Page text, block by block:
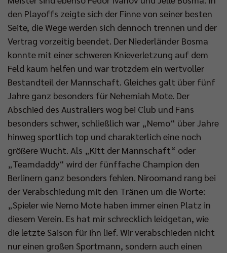
den Playoffs zeigte sich der Finne von seiner besten
Seite, die Wege werden sich dennoch trennen und der
Vertrag vorzeitig beendet. Der Niederländer Bosma
konnte mit einer schweren Knieverletzung auf dem
Feld kaum helfen und war trotzdem ein wertvoller
Bestandteil der Mannschaft. Gleiches galt über fünf
Jahre ganz besonders für Nehemiah Mote. Der
Abschied des Australiers wog bei Club und Fans
besonders schwer, schließlich war „Nemo“ über Jahre
hinweg sportlich top und charakterlich eine noch
größere Wucht. Als „Kitt der Mannschaft“ oder
„Teamdaddy“ wird der fünffache Champion den
Berlinern ganz besonders fehlen. Niroomand rang bei
der Verabschiedung mit den Tränen um die Worte:
„Spieler wie Nemo Mote haben immer einen Platz in
diesem Verein. Es hat mir schrecklich leidgetan, wie
die letzte Saison für ihn lief. Wir verabschieden nicht
nur einen großen Sportmann, sondern auch einen